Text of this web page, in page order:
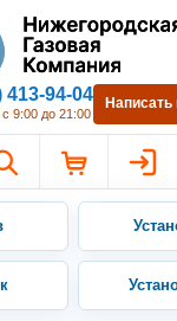
413-94-04
9:00 до 21:00
Написать